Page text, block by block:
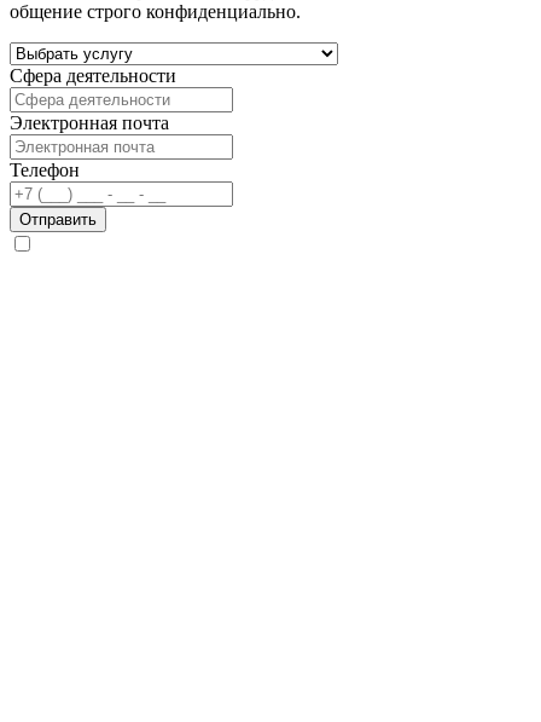
общение строго конфиденциально.
Сфера деятельности
Электронная почта
Телефон
Отправить